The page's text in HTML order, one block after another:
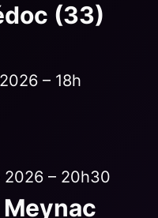
(33)
– 18h
2026 – 20h30